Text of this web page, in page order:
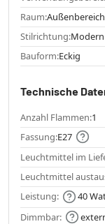
Raum:
Stilrichtung:Modern
Bauform:Eckig
Technische
Anzahl Flammen:1
Fassung:E27
Leuchtmittel im
Leuchtmittel
Leistung:
40
Dimmbar: